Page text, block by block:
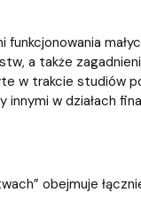
a także
trakcie studiów
w działach
obejmuje